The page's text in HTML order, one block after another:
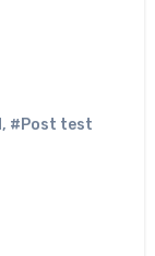
, #Post test